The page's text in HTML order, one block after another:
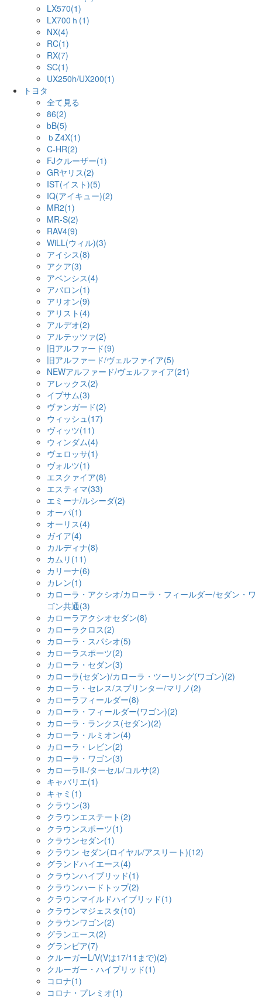
LX570(1)
LX700ｈ(1)
NX(4)
RC(1)
RX(7)
SC(1)
UX250h/UX200(1)
トヨタ
全て見る
86(2)
bB(5)
ｂZ4X(1)
C-HR(2)
FJクルーザー(1)
GRヤリス(2)
IST(イスト)(5)
IQ(アイキュー)(2)
MR2(1)
MR-S(2)
RAV4(9)
WiLL(ウィル)(3)
アイシス(8)
アクア(3)
アベンシス(4)
アバロン(1)
アリオン(9)
アリスト(4)
アルデオ(2)
アルテッツァ(2)
旧アルファード(9)
旧アルファード/ヴェルファイア(5)
NEWアルファード/ヴェルファイア(21)
アレックス(2)
イプサム(3)
ヴァンガード(2)
ウィッシュ(17)
ヴィッツ(11)
ウィンダム(4)
ヴェロッサ(1)
ヴォルツ(1)
エスクァイア(8)
エスティマ(33)
エミーナ/ルシーダ(2)
オーパ(1)
オーリス(4)
ガイア(4)
カルディナ(8)
カムリ(11)
カリーナ(6)
カレン(1)
カローラ・アクシオ/カローラ・フィールダー/セダン・ワ
ゴン共通(3)
カローラアクシオセダン(8)
カローラクロス(2)
カローラ・スパシオ(5)
カローラスポーツ(2)
カローラ・セダン(3)
カローラ(セダン)/カローラ・ツーリング(ワゴン)(2)
カローラ・セレス/スプリンター/マリノ(2)
カローラフィールダー(8)
カローラ・フィールダー(ワゴン)(2)
カローラ・ランクス(セダン)(2)
カローラ・ルミオン(4)
カローラ・レビン(2)
カローラ・ワゴン(3)
カローラII-/ターセル/コルサ(2)
キャバリエ(1)
キャミ(1)
クラウン(3)
クラウンエステート(2)
クラウンスポーツ(1)
クラウンセダン(1)
クラウン セダン(ロイヤル/アスリート)(12)
グランドハイエース(4)
クラウンハイブリッド(1)
クラウンハードトップ(2)
クラウンマイルドハイブリッド(1)
クラウンマジェスタ(10)
クラウンワゴン(2)
グランエース(2)
グランビア(7)
クルーガーL/V(Vは17/11まで)(2)
クルーガー・ハイブリッド(1)
コロナ(1)
コロナ・プレミオ(1)